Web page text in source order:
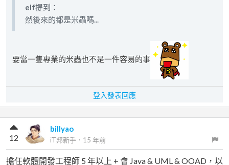
elf提到：
然後來的都是米蟲嗎...
要當一隻專業的米蟲也不是一件容易的事
登入發表回應
billyao
iT邦新手 ． 15 年前
12
擔任軟體開發工程師 5 年以上 + 會 Java & UML & OOAD，以